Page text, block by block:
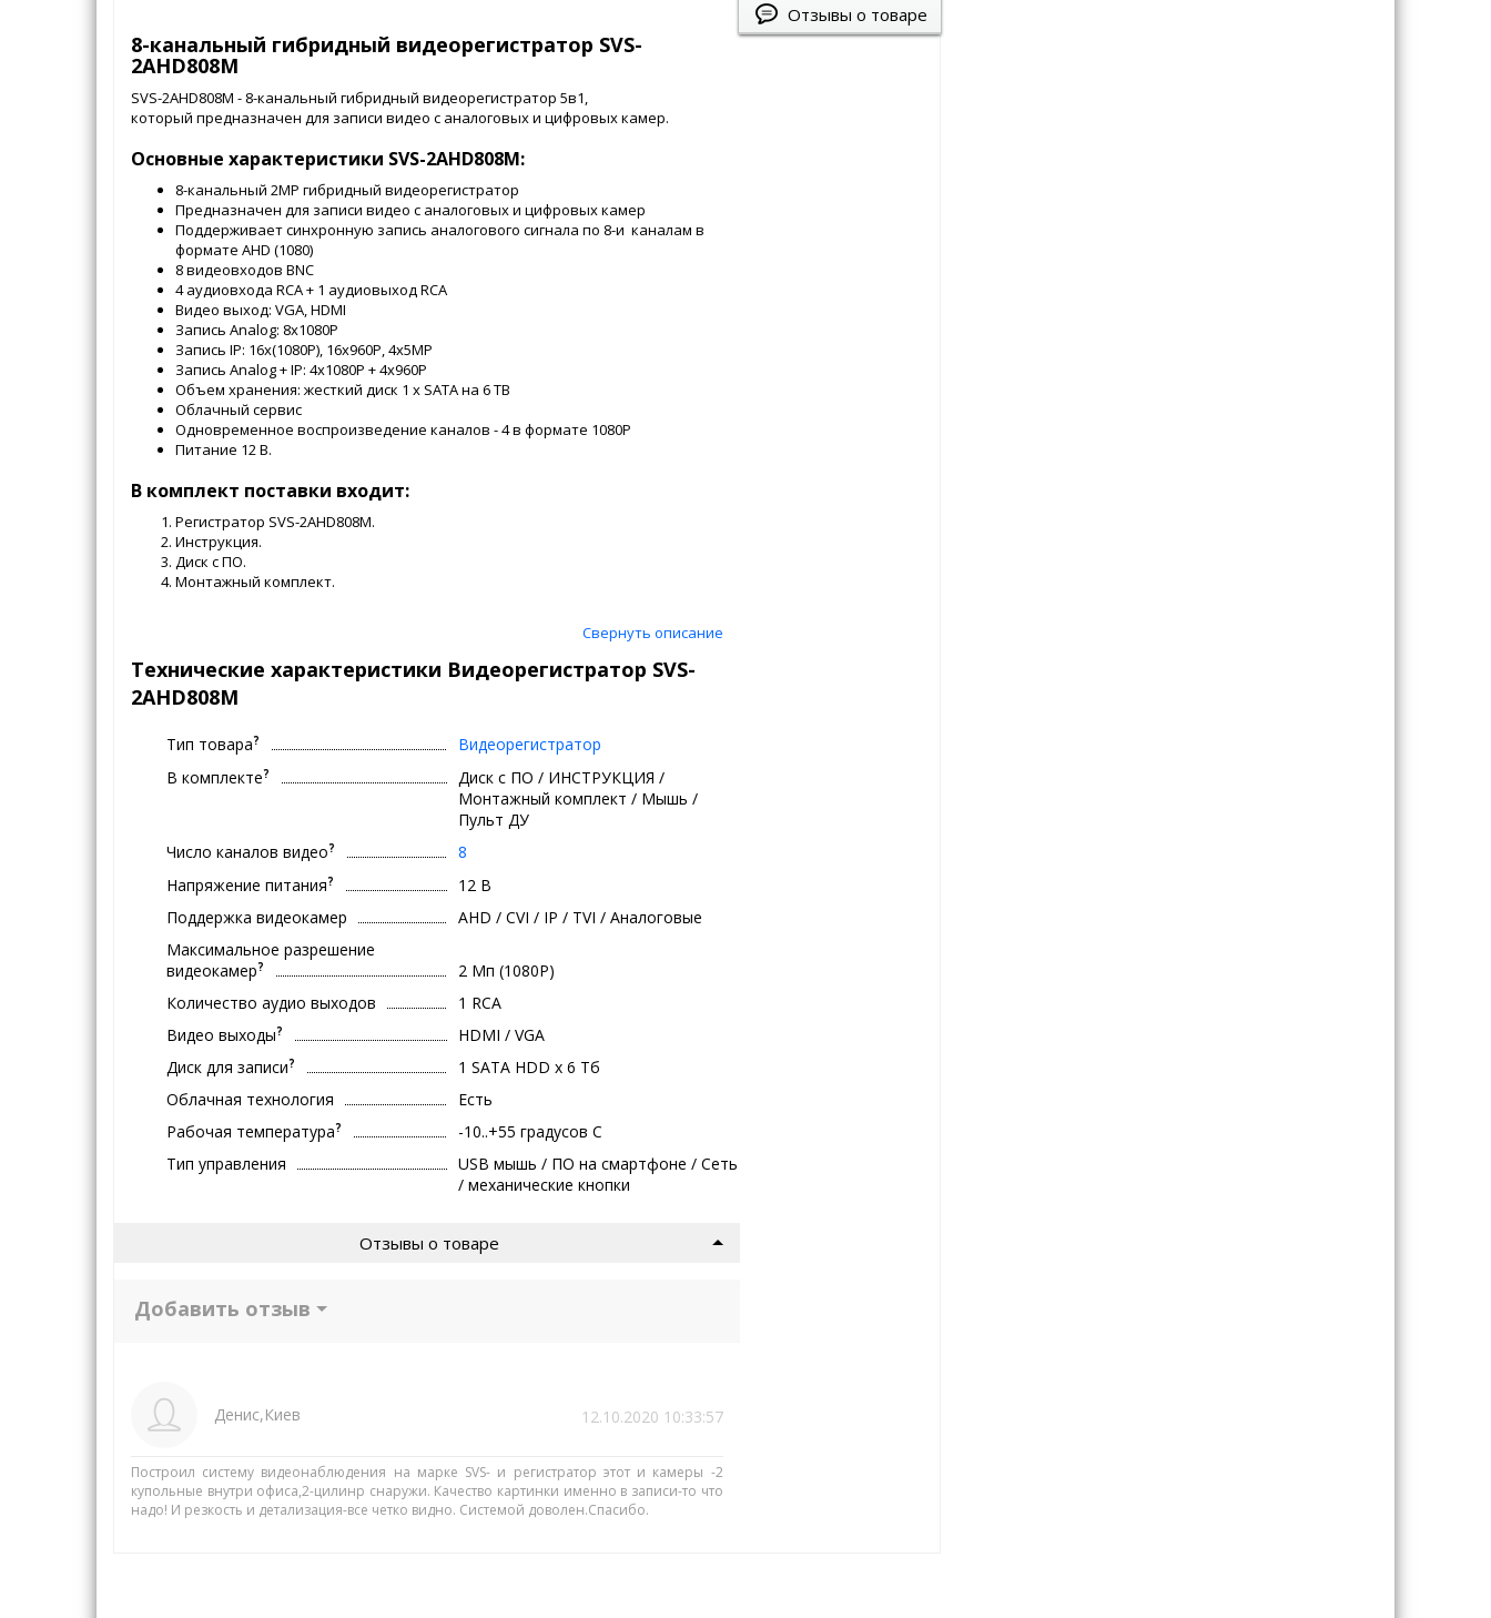
Отзывы о товаре
8-канальный гибридный видеорегистратор SVS-
2AHD808М
SVS-2AHD808М - 8-канальный гибридный видеорегистратор 5в1,
который предназначен для записи видео с аналоговых и цифровых камер.
Основные характеристики SVS-2AHD808М:
8-канальный 2МР гибридный видеорегистратор
Предназначен для записи видео с аналоговых и цифровых камер
Поддерживает синхронную запись аналогового сигнала по 8-и каналам в
формате AHD (1080)
8 видеовходов BNC
4 аудиовхода RCA + 1 аудиовыход RCA
Видео выход: VGA, HDMI
Запись Analog: 8х1080P
Запись IP: 16х(1080P), 16х960Р, 4х5MP
Запись Analog + IP: 4х1080Р + 4х960P
Объем хранения: жесткий диск 1 х SATA на 6 ТВ
Облачный сервис
Одновременное воспроизведение каналов - 4 в формате 1080Р
Питание 12 В.
В комплект поставки входит:
Регистратор SVS-2AHD808М.
Инструкция.
Диск с ПО.
Монтажный комплект.
Свернуть описание
Технические характеристики Видеорегистратор SVS-
2AHD808М
Тип товара?
Видеорегистратор
В комплекте?
Диск с ПО / ИНСТРУКЦИЯ /
Монтажный комплект / Мышь /
Пульт ДУ
Число каналов видео?
8
Напряжение питания?
12 В
Поддержка видеокамер
AHD / CVI / IP / TVI / Аналоговые
Максимальное разрешение
видеокамер?
2 Мп (1080P)
Количество аудио выходов
1 RCA
Видео выходы?
HDMI / VGA
Диск для записи?
1 SATA HDD x 6 Тб
Облачная технология
Есть
Рабочая температура?
-10..+55 градуcов С
Тип управления
USB мышь / ПО на смартфоне / Сеть
/ механические кнопки
Отзывы о товаре
Добавить отзыв
12.10.2020 10:33:57
Денис,Киев
Построил систему видеонаблюдения на марке SVS- и регистратор этот и камеры -2
купольные внутри офиса,2-цилинр снаружи. Качество картинки именно в записи-то что
надо! И резкость и детализация-все четко видно. Системой доволен.Спасибо.